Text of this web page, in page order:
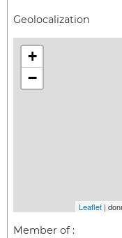
Geolocalization
+
−
Leaflet |
Member of :